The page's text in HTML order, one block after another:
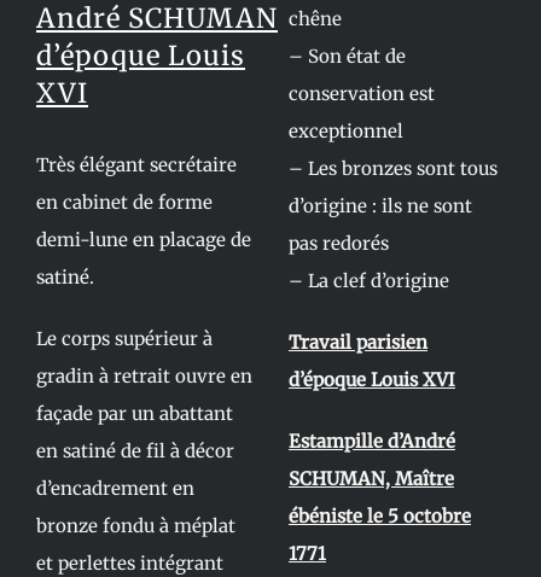
André SCHUMAN
d’époque Louis
XVI
Très élégant secrétaire
en cabinet de forme
demi-lune en placage de
satiné.
Le corps supérieur à
gradin à retrait ouvre en
façade par un abattant
en satiné de fil à décor
d’encadrement en
bronze fondu à méplat
et perlettes intégrant
chêne
– Son état de
conservation est
exceptionnel
– Les bronzes sont tous
d’origine : ils ne sont
pas redorés
– La clef d’origine
Travail parisien
d’époque Louis XVI
Estampille d’André
SCHUMAN, Maître
ébéniste le 5 octobre
1771